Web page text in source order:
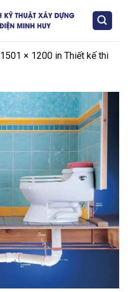
1501 × 1200 in Thiết kế thi